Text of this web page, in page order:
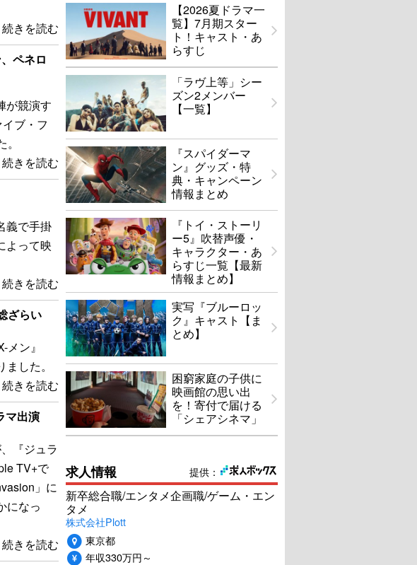
続きを読む
ペネロ
が競演す
ブ・フ
続きを読む
義で手掛
よって映
続きを読む
ざらい
ン』
した。
続きを読む
マ出演
『ジュラ
TV+で
」に
になっ
続きを読む
【2026夏ドラマ一
覧】7月期スター
ト！キャスト・あ
らすじ
「ラヴ上等」シー
ズン2メンバー
【一覧】
『スパイダーマ
ン』グッズ・特
典・キャンペーン
情報まとめ
『トイ・ストーリ
ー5』吹替声優・
キャラクター・あ
らすじ一覧【最新
情報まとめ】
実写『ブルーロッ
ク』キャスト【ま
とめ】
困窮家庭の子供に
映画館の思い出
を！寄付で届ける
「シェアシネマ」
提供：
求人情報
新卒総合職/エンタメ企画職/ゲーム・エン
タメ
株式会社Plott
東京都
年収330万円～